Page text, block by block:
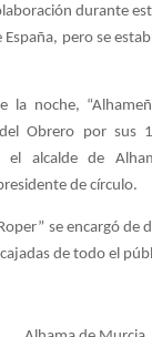
durante
pero se
la noche,
Obrero por sus
el alcalde de
de círculo.
se encargó de
de todo el